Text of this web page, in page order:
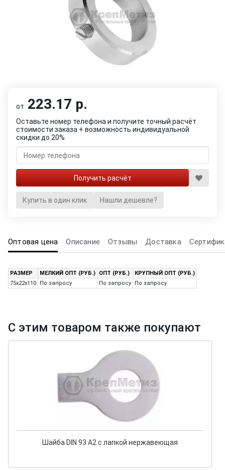
от 223.17 р.
Оставьте номер телефона и получите точный расчёт
стоимости заказа + возможность индивидуальной
скидки до 20%
Купить в один клик Нашли дешевле?
Оптовая цена Описание Отзывы Доставка
РАЗМЕР МЕЛКИЙ ОПТ (РУБ.) ОПТ (РУБ.)
КРУПНЫЙ ОПТ (РУБ.)
75x22x110
По запросу По запросу По запросу
С этим товаром также покупают
Шайба DIN 93 А2 с лапкой нержавеющая